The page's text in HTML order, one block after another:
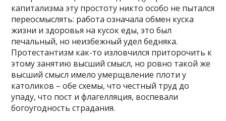
капитализма эту простоту никто особо не пытался
переосмыслять: работа означала обмен куска
жизни и здоровья на кусок еды, это был
печальный, но неизбежный удел бедняка.
Протестантизм как-то изловчился приторочить к
этому занятию высший смысл, но ровно такой же
высший смысл имело умерщвление плоти у
католиков – обе схемы, что честный труд до
упаду, что пост и флагелляция, воспевали
богоугодность страдания.